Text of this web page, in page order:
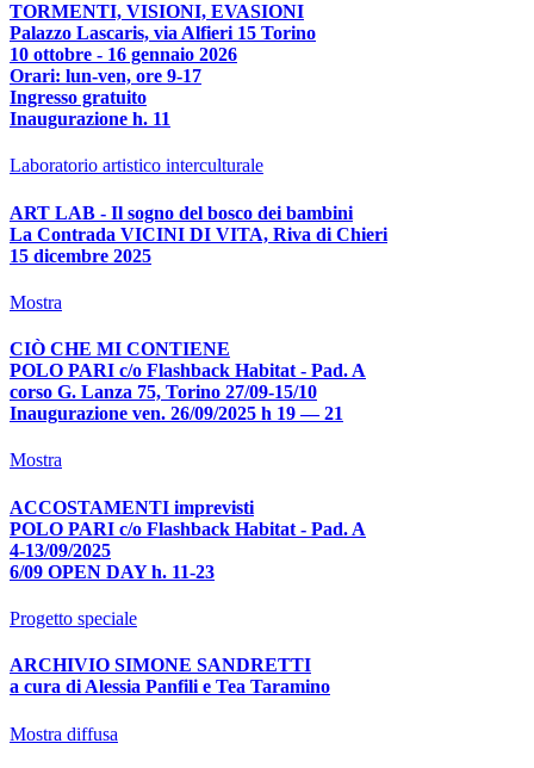
TORMENTI, VISIONI, EVASIONI
Palazzo Lascaris, via Alfieri 15 Torino
10 ottobre - 16 gennaio 2026
Orari: lun-ven, ore 9-17
Ingresso gratuito
Inaugurazione h. 11
Laboratorio artistico interculturale
ART LAB - Il sogno del bosco dei bambini
La Contrada VICINI DI VITA, Riva di Chieri
15 dicembre 2025
Mostra
CIÒ CHE MI CONTIENE
POLO PARI c/o Flashback Habitat - Pad. A
corso G. Lanza 75, Torino 27/09-15/10
Inaugurazione ven. 26/09/2025 h 19 — 21
Mostra
ACCOSTAMENTI imprevisti
POLO PARI c/o Flashback Habitat - Pad. A
4-13/09/2025
6/09 OPEN DAY h. 11-23
Progetto speciale
ARCHIVIO SIMONE SANDRETTI
a cura di Alessia Panfili e Tea Taramino
Mostra diffusa